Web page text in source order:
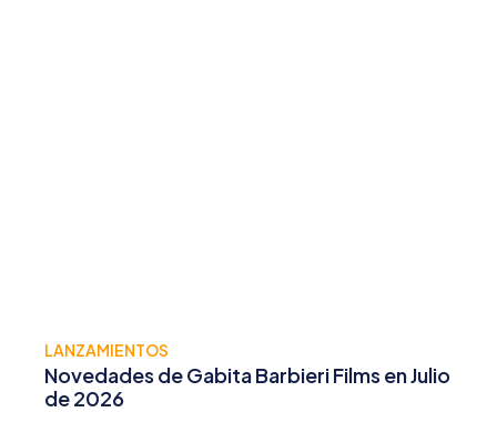
LANZAMIENTOS
Novedades de Gabita Barbieri Films en Julio
de 2026